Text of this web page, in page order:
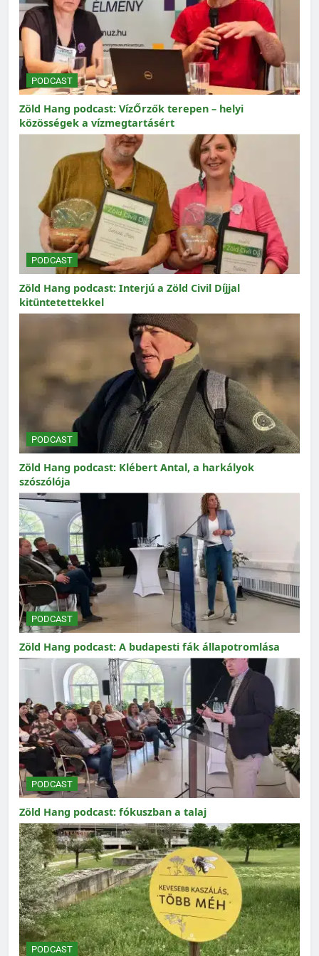
PODCAST
Zöld Hang podcast: VízŐrzők terepen – helyi
közösségek a vízmegtartásért
PODCAST
Zöld Hang podcast: Interjú a Zöld Civil Díjjal
kitüntetettekkel
PODCAST
Zöld Hang podcast: Klébert Antal, a harkályok
szószólója
PODCAST
Zöld Hang podcast: A budapesti fák állapotromlása
PODCAST
Zöld Hang podcast: fókuszban a talaj
PODCAST